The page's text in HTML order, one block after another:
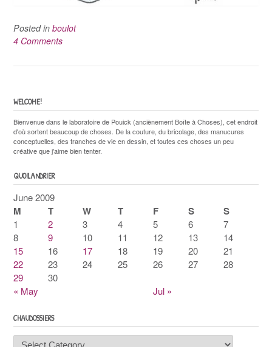
Posted in boulot
4 Comments
WELCOME!
Bienvenue dans le laboratoire de Pouick (anciènement Boîte à Choses), cet endroit
d'où sortent beaucoup de choses. De la couture, du bricolage, des manucures
conceptuelles, des tranches de vie en dessin, et toutes ces choses un peu
créative que j'aime bien tenter.
QUOILANDRIER
June 2009
M T W T F S S
« May Jul »
1 2 3 4 5 6
7
8
9 10 11 12 13
14
15
16 17 18 19 20
21
22
23 24 25 26 27
28
29
30
CHAUDOSSIERS
Chaudossiers